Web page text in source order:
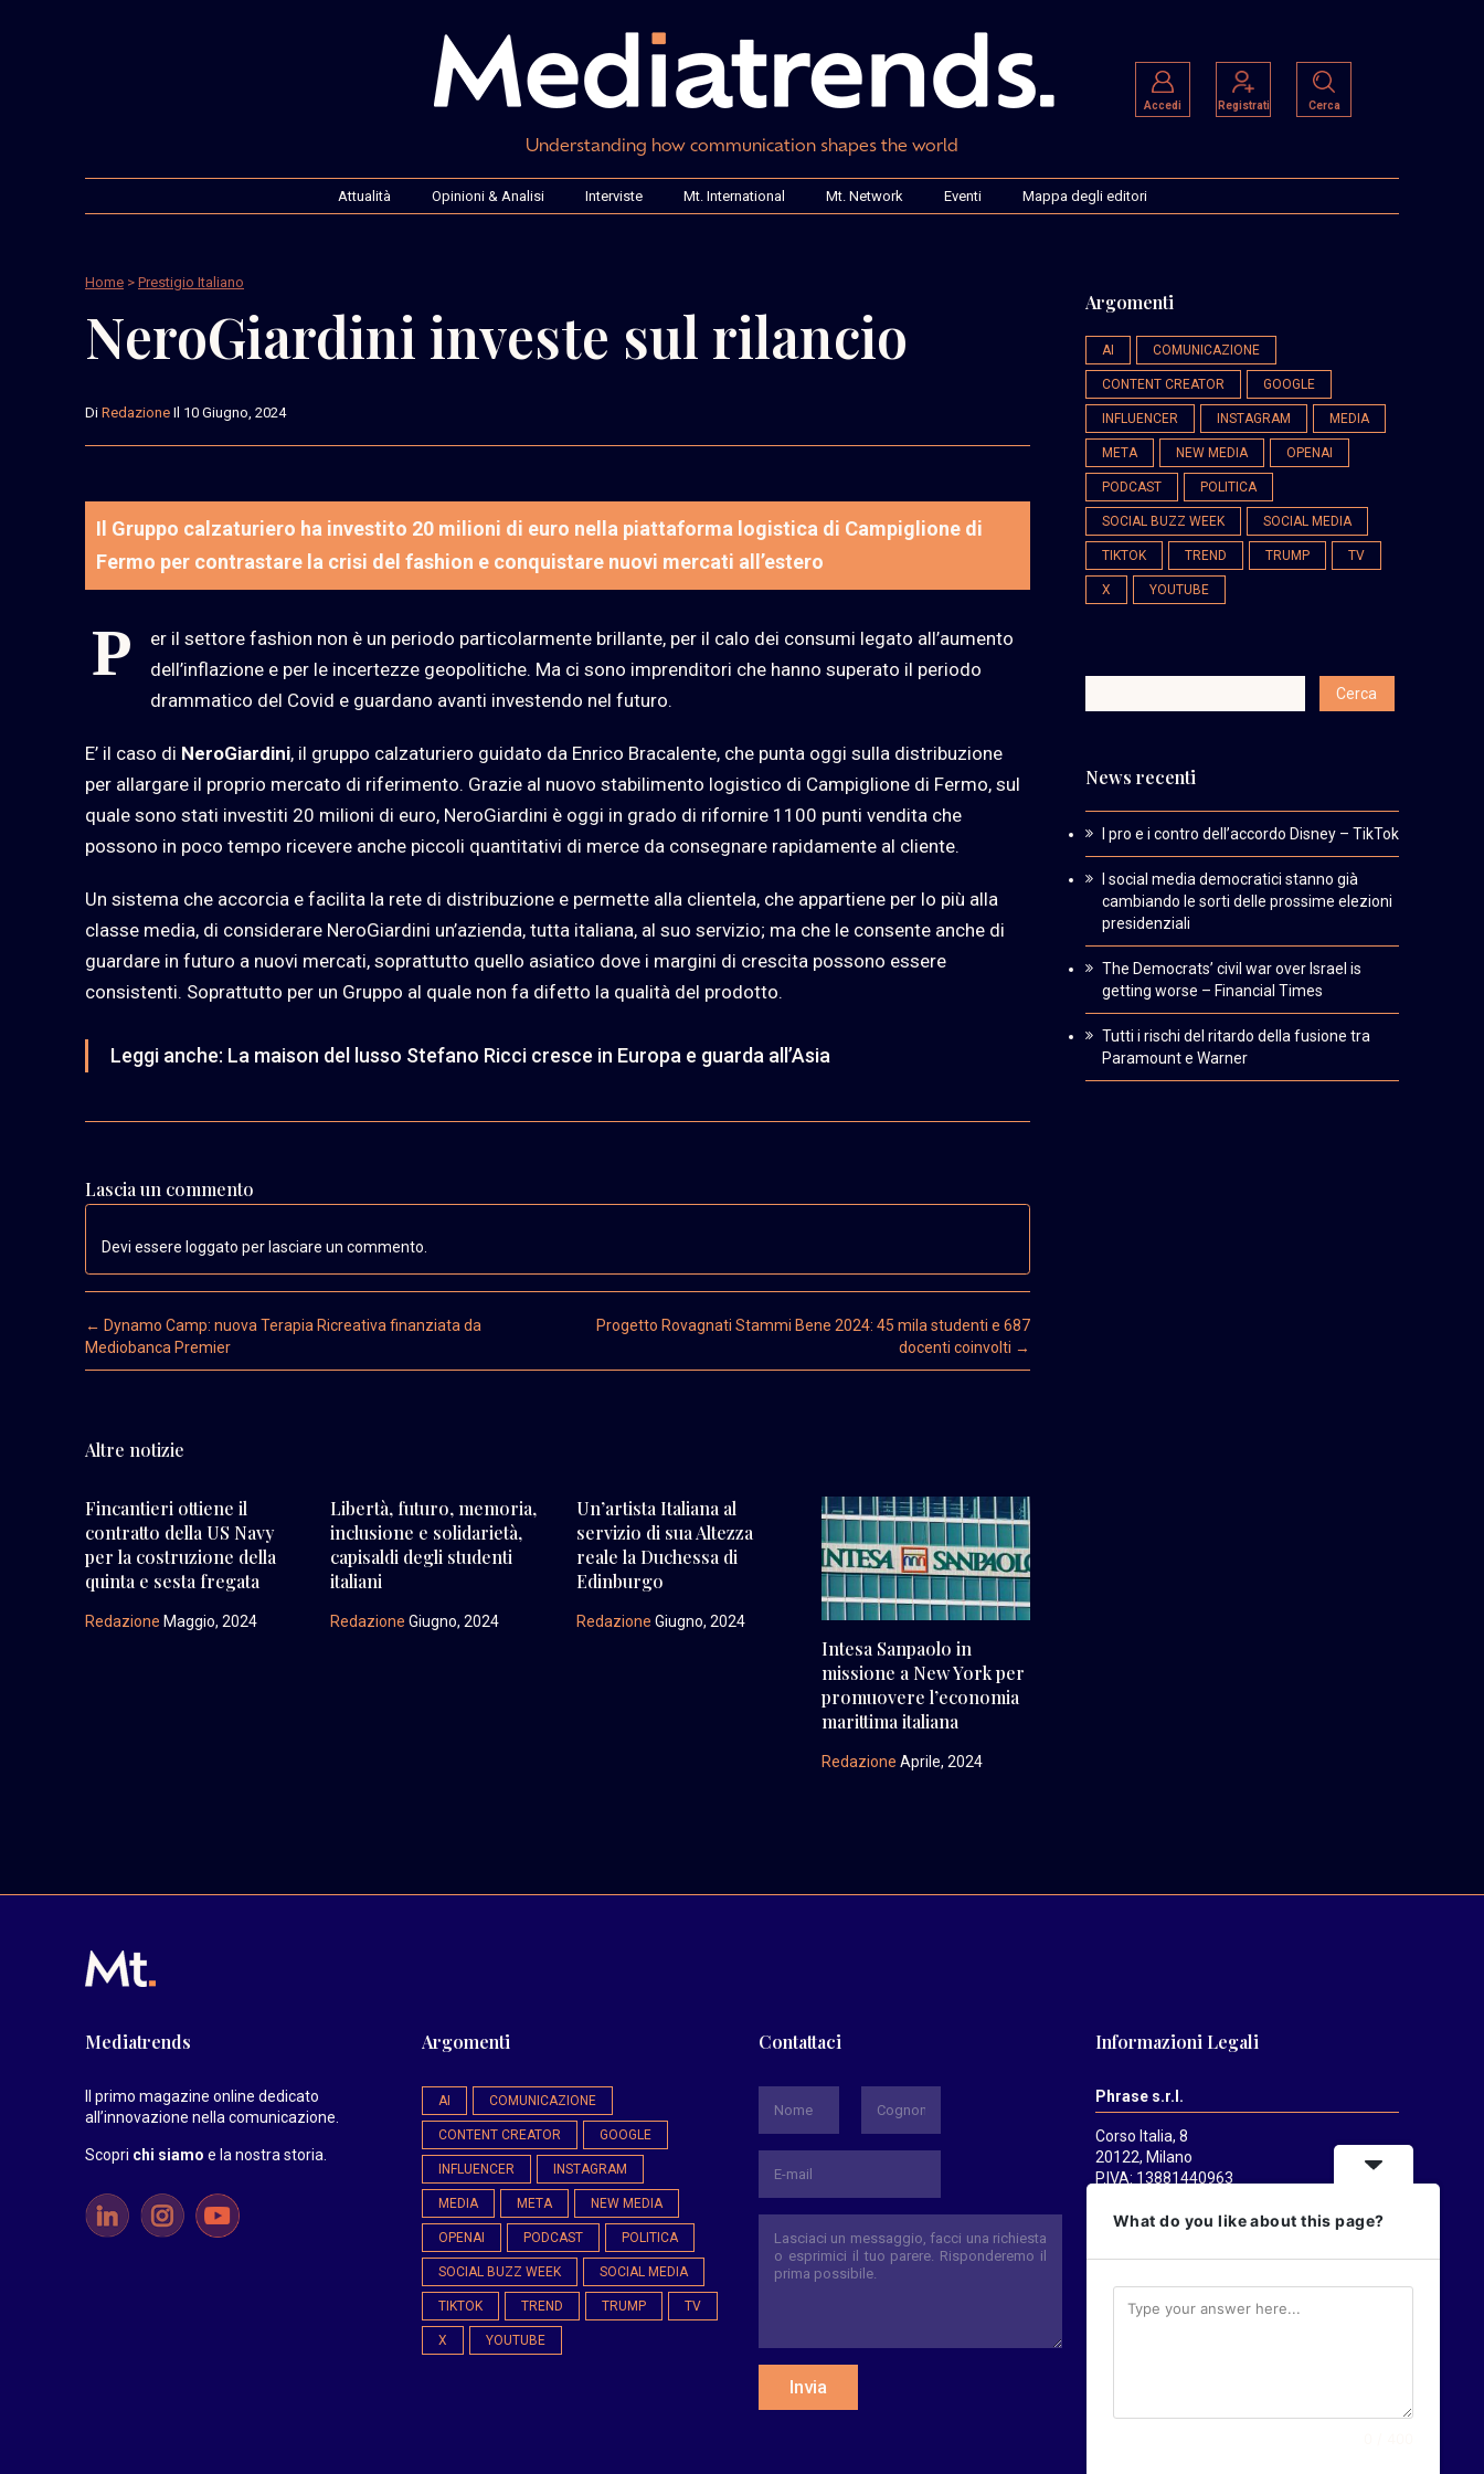
Understanding how communication shapes the world
Accedi Registrati Cerca
Attualità Opinioni & Analisi Interviste Mt. International Mt. Network Eventi Mappa degli editori
Home > Prestigio Italiano
NeroGiardini investe sul rilancio
Di Redazione Il 10 Giugno, 2024
Il Gruppo calzaturiero ha investito 20 milioni di euro nella piattaforma logistica di Campiglione di
Fermo per contrastare la crisi del fashion e conquistare nuovi mercati all’estero
P
er il settore fashion non è un periodo particolarmente brillante, per il calo dei consumi legato all’aumento
dell’inflazione e per le incertezze geopolitiche. Ma ci sono imprenditori che hanno superato il periodo
drammatico del Covid e guardano avanti investendo nel futuro.
E’ il caso di NeroGiardini, il gruppo calzaturiero guidato da Enrico Bracalente, che punta oggi sulla distribuzione
per allargare il proprio mercato di riferimento. Grazie al nuovo stabilimento logistico di Campiglione di Fermo, sul
quale sono stati investiti 20 milioni di euro, NeroGiardini è oggi in grado di rifornire 1100 punti vendita che
possono in poco tempo ricevere anche piccoli quantitativi di merce da consegnare rapidamente al cliente.
Un sistema che accorcia e facilita la rete di distribuzione e permette alla clientela, che appartiene per lo più alla
classe media, di considerare NeroGiardini un’azienda, tutta italiana, al suo servizio; ma che le consente anche di
guardare in futuro a nuovi mercati, soprattutto quello asiatico dove i margini di crescita possono essere
consistenti. Soprattutto per un Gruppo al quale non fa difetto la qualità del prodotto.
Leggi anche: La maison del lusso Stefano Ricci cresce in Europa e guarda all’Asia
Lascia un commento
Devi essere loggato per lasciare un commento.
Post navigation
← Dynamo Camp: nuova Terapia Ricreativa finanziata da
Mediobanca Premier
Progetto Rovagnati Stammi Bene 2024: 45 mila studenti e 687
docenti coinvolti →
Altre notizie
Fincantieri ottiene il
contratto della US Navy
per la costruzione della
quinta e sesta fregata
Redazione Maggio, 2024
Libertà, futuro, memoria,
inclusione e solidarietà,
capisaldi degli studenti
italiani
Redazione Giugno, 2024
Un’artista Italiana al
servizio di sua Altezza
reale la Duchessa di
Edinburgo
Redazione Giugno, 2024
Intesa Sanpaolo in
missione a New York per
promuovere l’economia
marittima italiana
Redazione Aprile, 2024
Argomenti
AI COMUNICAZIONE
CONTENT CREATOR GOOGLE
INFLUENCER INSTAGRAM MEDIA
META NEW MEDIA OPENAI
PODCAST POLITICA
SOCIAL BUZZ WEEK SOCIAL MEDIA
TIKTOK TREND TRUMP TV
X YOUTUBE
News recenti
I pro e i contro dell’accordo Disney – TikTok
I social media democratici stanno già
cambiando le sorti delle prossime elezioni
presidenziali
The Democrats’ civil war over Israel is
getting worse – Financial Times
Tutti i rischi del ritardo della fusione tra
Paramount e Warner
Mediatrends
Il primo magazine online dedicato
all’innovazione nella comunicazione.
Scopri chi siamo e la nostra storia.
Argomenti
AI COMUNICAZIONE
CONTENT CREATOR GOOGLE
INFLUENCER INSTAGRAM
MEDIA META NEW MEDIA
OPENAI PODCAST POLITICA
SOCIAL BUZZ WEEK SOCIAL MEDIA
TIKTOK TREND TRUMP TV
X YOUTUBE
Contattaci
Invia
Informazioni Legali
Phrase s.r.l.
Corso Italia, 8
20122, Milano
P.IVA: 13881440963
Mediatrendsè una testata registrata
Direttore responsabile:Alessandro
Direttore editoriale:Carlo Castorina
What do you like about this page?